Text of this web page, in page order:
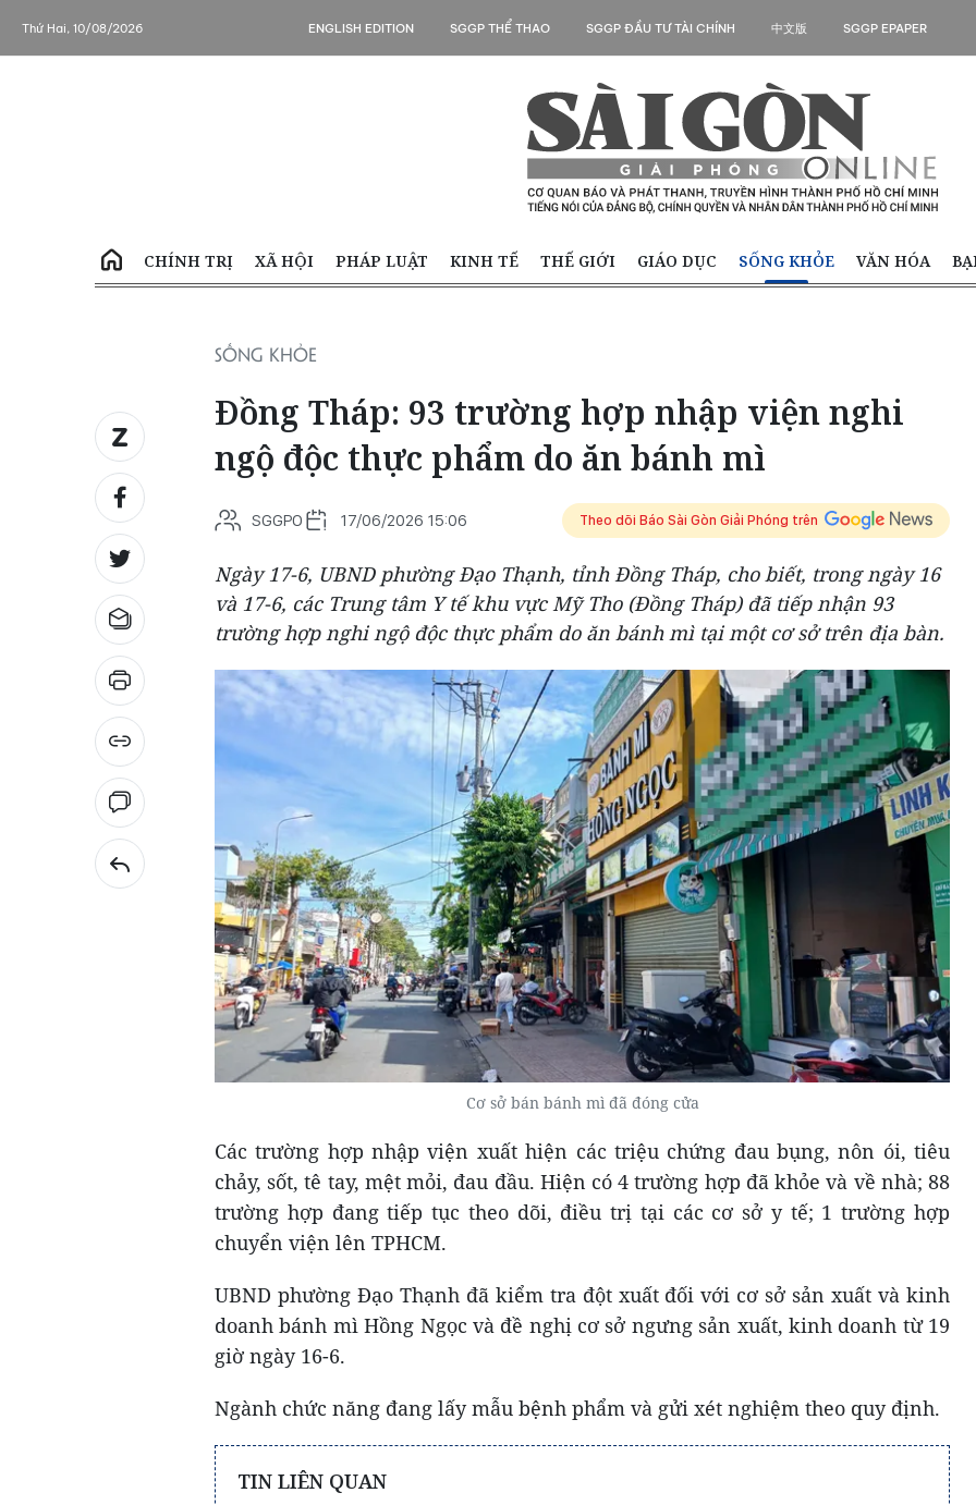
Thứ Hai, 10/08/2026 ENGLISH EDITION SGGP THỂ THAO SGGP ĐẦU TƯ TÀI CHÍNH 中文版 SGGP EPAPER
CHÍNH TRỊ XÃ HỘI PHÁP LUẬT KINH TẾ THẾ GIỚI GIÁO DỤC SỐNG KHỎE VĂN HÓA
SỐNG KHỎE
Đồng Tháp: 93 trường hợp nhập viện nghi
ngộ độc thực phẩm do ăn bánh mì
SGGPO 17/06/2026 15:06 Theo dõi Báo Sài Gòn Giải Phóng trên
Ngày 17-6, UBND phường Đạo Thạnh, tỉnh Đồng Tháp, cho biết, trong ngày 16
và 17-6, các Trung tâm Y tế khu vực Mỹ Tho (Đồng Tháp) đã tiếp nhận 93
trường hợp nghi ngộ độc thực phẩm do ăn bánh mì tại một cơ sở trên địa bàn.
Cơ sở bán bánh mì đã đóng cửa
Các trường hợp nhập viện xuất hiện các triệu chứng đau bụng, nôn ói, tiêu
chảy, sốt, tê tay, mệt mỏi, đau đầu. Hiện có 4 trường hợp đã khỏe và về nhà; 88
trường hợp đang tiếp tục theo dõi, điều trị tại các cơ sở y tế; 1 trường hợp
chuyển viện lên TPHCM.
UBND phường Đạo Thạnh đã kiểm tra đột xuất đối với cơ sở sản xuất và kinh
doanh bánh mì Hồng Ngọc và đề nghị cơ sở ngưng sản xuất, kinh doanh từ 19
giờ ngày 16-6.
Ngành chức năng đang lấy mẫu bệnh phẩm và gửi xét nghiệm theo quy định.
TIN LIÊN QUAN